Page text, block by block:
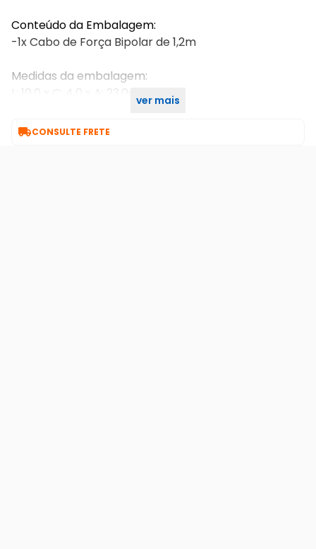
Conteúdo da Embalagem:
-1x Cabo de Força Bipolar de 1,2m
Medidas da embalagem:
L: 10,0 x C: 4,0 x A: 23,0cmver mais
CONSULTE FRETE